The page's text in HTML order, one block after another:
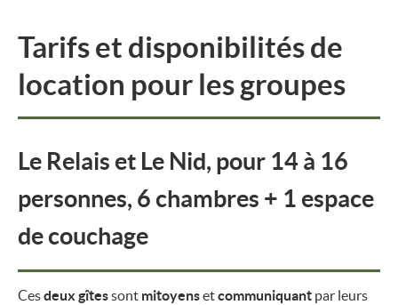
Tarifs et disponibilités de
location pour les groupes
Le Relais et Le Nid, pour 14 à 16
personnes, 6 chambres + 1 espace
de couchage
Cesdeux gîtessont mitoyensetcommuniquant par leurs